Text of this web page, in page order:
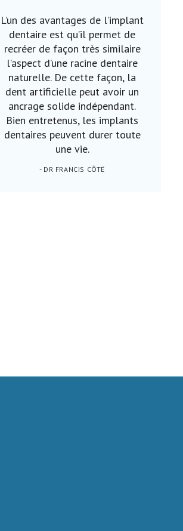
L’un des avantages de l’implant
dentaire est qu’il permet de
recréer de façon très similaire
l’aspect d’une racine dentaire
naturelle. De cette façon, la
dent artificielle peut avoir un
ancrage solide indépendant.
Bien entretenus, les implants
dentaires peuvent durer toute
une vie.
- DR FRANCIS CÔTÉ